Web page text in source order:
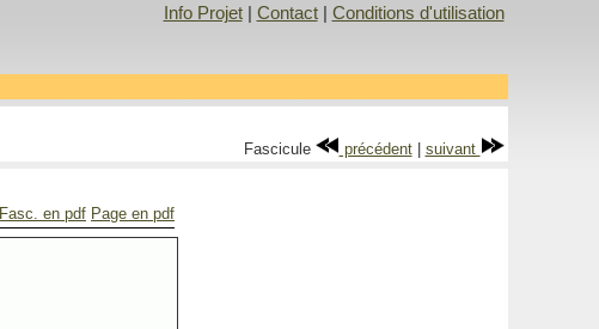
Info Projet| Contact| Conditions d'utilisation
Fascicule précédent| suivant
Fasc. en pdf Page en pdf